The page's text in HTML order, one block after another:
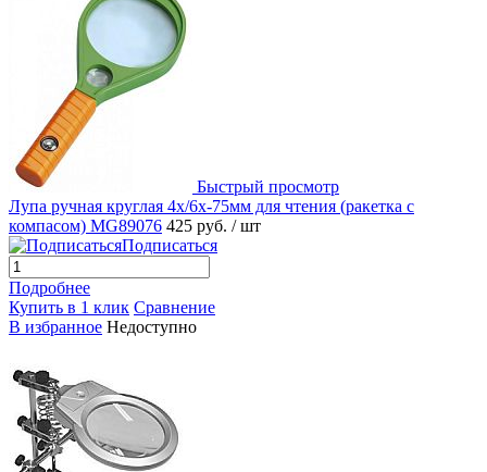
Быстрый просмотр
Лупа ручная круглая 4x/6х-75мм для чтения (ракетка с
компасом) MG89076 425 руб. / шт
Подписаться
Подробнее
Купить в 1 клик Сравнение
В избранное Недоступно